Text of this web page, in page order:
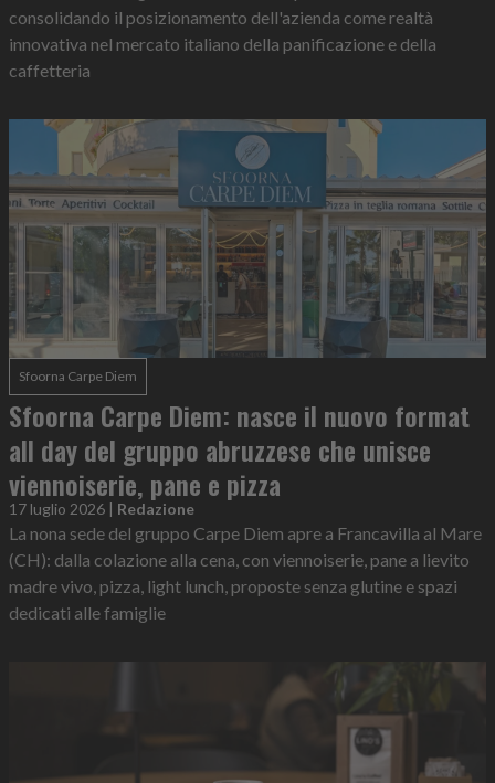
consolidando il posizionamento dell'azienda come realtà
innovativa nel mercato italiano della panificazione e della
caffetteria
Sfoorna Carpe Diem
Sfoorna Carpe Diem: nasce il nuovo format
all day del gruppo abruzzese che unisce
viennoiserie, pane e pizza
17 luglio 2026 | Redazione
La nona sede del gruppo Carpe Diem apre a Francavilla al Mare
(CH): dalla colazione alla cena, con viennoiserie, pane a lievito
madre vivo, pizza, light lunch, proposte senza glutine e spazi
dedicati alle famiglie